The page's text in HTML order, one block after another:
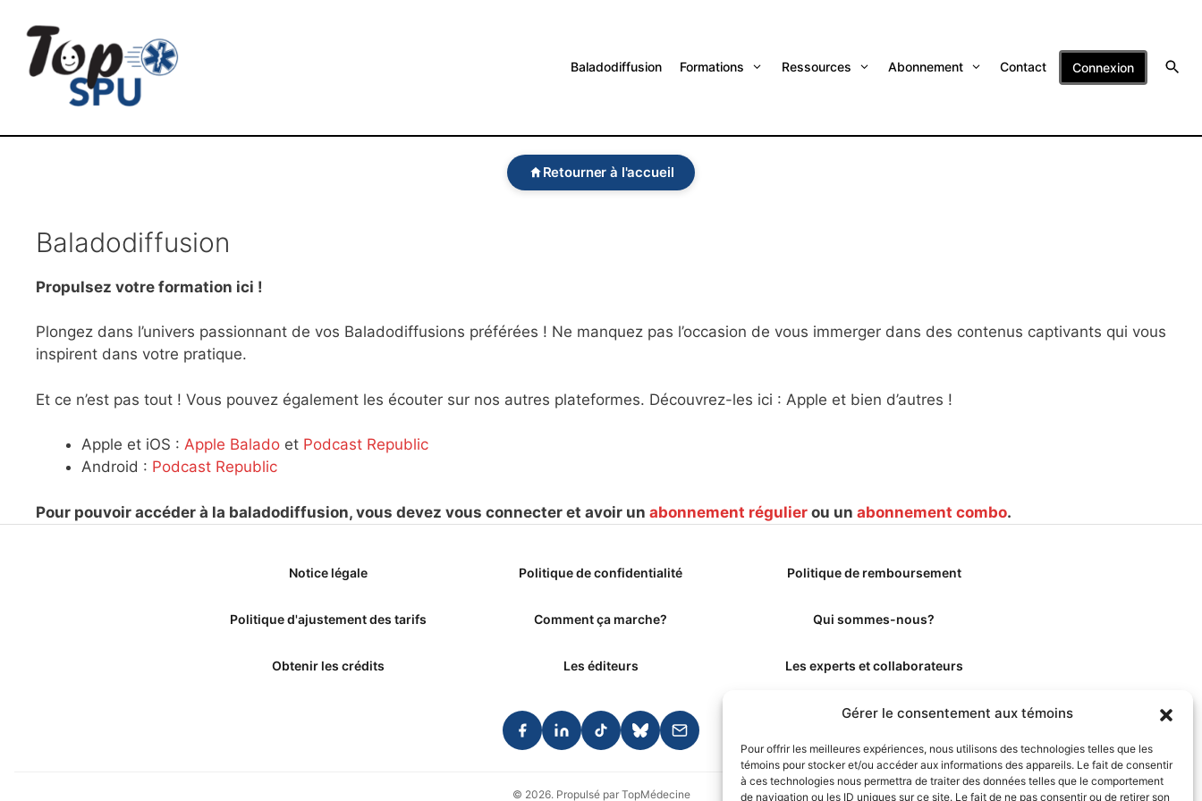
Gérer le consentement aux témoins
Pour offrir les meilleures expériences, nous utilisons des technologies telles que les
témoins pour stocker et/ou accéder aux informations des appareils. Le fait de consentir
à ces technologies nous permettra de traiter des données telles que le comportement
de navigation ou les ID uniques sur ce site. Le fait de ne pas consentir ou de retirer son
Baladodiffusion Formations Ressources Abonnement Contact Connexion
Retourner à l'accueil
Baladodiffusion
Propulsez votre formation ici !
Plongez dans l’univers passionnant de vos Baladodiffusions préférées ! Ne manquez pas l’occasion de vous immerger dans des contenus captivants qui vous
inspirent dans votre pratique.
Et ce n’est pas tout ! Vous pouvez également les écouter sur nos autres plateformes. Découvrez-les ici : Apple et bien d’autres !
Apple et iOS : Apple Balado et Podcast Republic
Android : Podcast Republic
Pour pouvoir accéder à la baladodiffusion, vous devez vous connecter et avoir un abonnement régulier ou un abonnement combo.
Notice légale Politique de confidentialité Politique de remboursement
Politique d'ajustement des tarifs Comment ça marche? Qui sommes-nous?
Obtenir les crédits Les éditeurs Les experts et collaborateurs
© 2026. Propulsé par TopMédecine